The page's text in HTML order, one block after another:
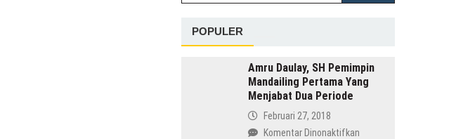
POPULER
Amru Daulay, SH Pemimpin
Mandailing Pertama Yang
Menjabat Dua Periode
Februari 27, 2018
Komentar Dinonaktifkanpada